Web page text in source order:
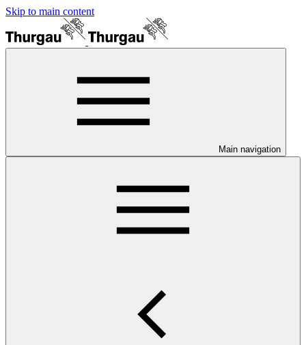
Skip to main content
Main navigation